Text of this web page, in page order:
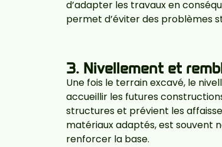
d’adapter les travaux en
permet d’éviter des problèmes
3. Nivellement et
Une fois le terrain excavé, le
accueillir les futures
structures et prévient les
matériaux adaptés, est souvent
renforcer la base.